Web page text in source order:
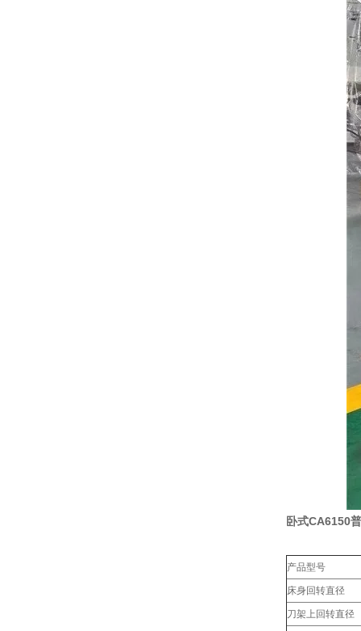
卧式CA6150
产品型号
床身回转直径
刀架上回转直径